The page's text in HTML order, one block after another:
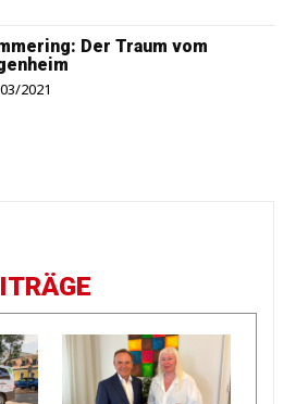
Der Traum vom
2021